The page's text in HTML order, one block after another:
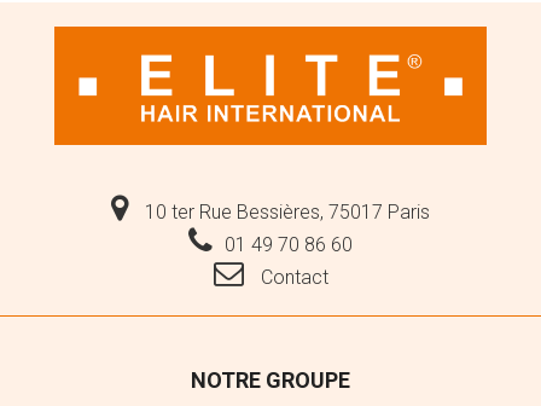
10 ter Rue Bessières, 75017 Paris
01 49 70 86 60
Contact
NOTRE GROUPE